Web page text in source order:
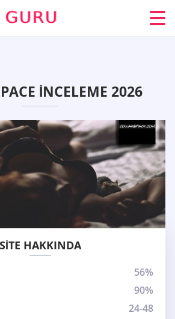
İNCELEME 2026
SITE HAKKINDA
56%
90%
24-48